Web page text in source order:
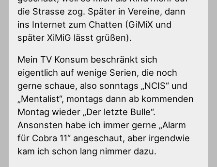
die Strasse zog. Später in Vereine, dann
ins Internet zum Chatten (GiMiX und
später XiMiG lässt grüßen).
Mein TV Konsum beschränkt sich
eigentlich auf wenige Serien, die noch
gerne schaue, also sonntags „NCIS“ und
„Mentalist“, montags dann ab kommenden
Montag wieder „Der letzte Bulle“.
Ansonsten habe ich immer gerne „Alarm
für Cobra 11“ angeschaut, aber irgendwie
kam ich schon lang nimmer dazu.